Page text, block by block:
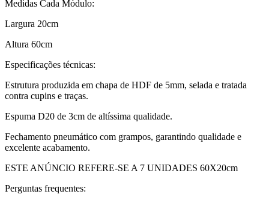
Medidas Cada Módulo:
Largura 20cm
Altura 60cm
Especificações técnicas:
Estrutura produzida em chapa de HDF de 5mm, selada e tratada
contra cupins e traças.
Espuma D20 de 3cm de altíssima qualidade.
Fechamento pneumático com grampos, garantindo qualidade e
excelente acabamento.
ESTE ANÚNCIO REFERE-SE A 7 UNIDADES 60X20cm
Perguntas frequentes: